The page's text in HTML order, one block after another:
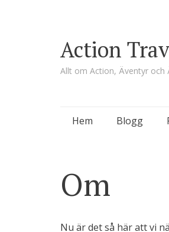
Action
Allt om Action, Äventyr och
Skip
Hem Blogg
Om
Nu är det så här att vi